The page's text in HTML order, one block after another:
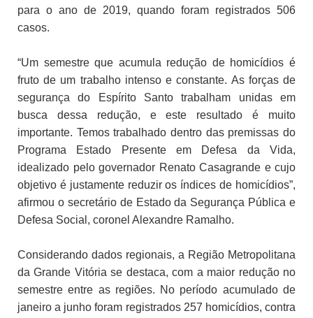
para o ano de 2019, quando foram registrados 506
casos.
“Um semestre que acumula redução de homicídios é
fruto de um trabalho intenso e constante. As forças de
segurança do Espírito Santo trabalham unidas em
busca dessa redução, e este resultado é muito
importante. Temos trabalhado dentro das premissas do
Programa Estado Presente em Defesa da Vida,
idealizado pelo governador Renato Casagrande e cujo
objetivo é justamente reduzir os índices de homicídios”,
afirmou o secretário de Estado da Segurança Pública e
Defesa Social, coronel Alexandre Ramalho.
Considerando dados regionais, a Região Metropolitana
da Grande Vitória se destaca, com a maior redução no
semestre entre as regiões. No período acumulado de
janeiro a junho foram registrados 257 homicídios, contra